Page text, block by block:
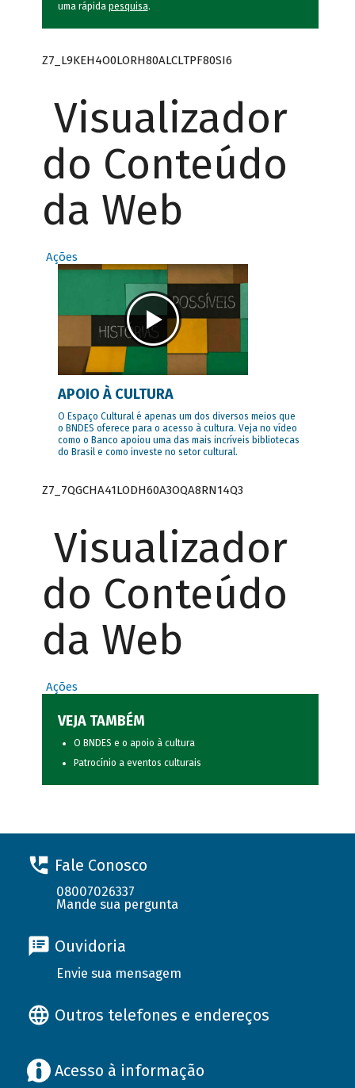
uma rápida pesquisa.
Z7_L9KEH4O0LORH80ALCLTPF80SI6
Visualizador
do Conteúdo
da Web
Ações
APOIO À CULTURA
O Espaço Cultural é apenas um dos diversos meios que
o BNDES oferece para o acesso à cultura. Veja no vídeo
como o Banco apoiou uma das mais incríveis bibliotecas
do Brasil e como investe no setor cultural.
Z7_7QGCHA41LODH60A3OQA8RN14Q3
Visualizador
do Conteúdo
da Web
Ações
VEJA TAMBÉM
O BNDES e o apoio à cultura
Patrocínio a eventos culturais
Fale Conosco
08007026337
Mande sua pergunta
Ouvidoria
Envie sua mensagem
Outros telefones e endereços
Acesso à informação